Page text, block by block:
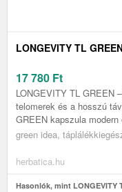
LONGEVITY TL
17 780 Ft
LONGEVITY TL GREEN
telomerek és a hosszú
GREEN kapszula modern
green idea,
herbatica.hu
Hasonlók, mint LONGEVITY